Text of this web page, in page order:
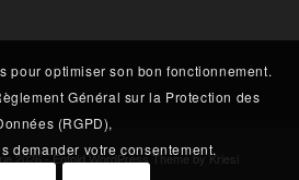
2026 -Enfold WordPress Theme by Kriesi
pour optimiser son bon fonctionnement.
Général sur la Protection des
(RGPD),
demander votre consentement.